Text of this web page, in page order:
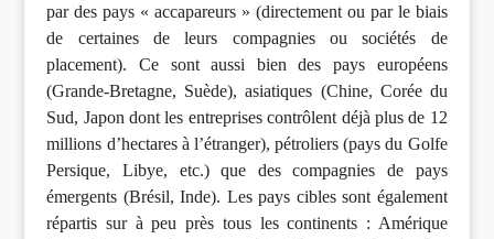
par des pays « accapareurs » (directement ou par le biais
de certaines de leurs compagnies ou sociétés de
placement). Ce sont aussi bien des pays européens
(Grande-Bretagne, Suède), asiatiques (Chine, Corée du
Sud, Japon dont les entreprises contrôlent déjà plus de 12
millions d’hectares à l’étranger), pétroliers (pays du Golfe
Persique, Libye, etc.) que des compagnies de pays
émergents (Brésil, Inde). Les pays cibles sont également
répartis sur à peu près tous les continents : Amérique